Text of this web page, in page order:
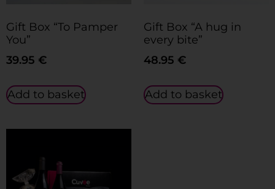
Gift Box “To Pamper
You”
39.95 €
Add to basket
Gift Box “A hug in
every bite”
48.95 €
Add to basket